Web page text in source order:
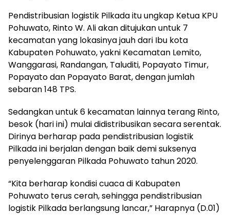
Pendistribusian logistik Pilkada itu ungkap Ketua KPU
Pohuwato, Rinto W. Ali akan ditujukan untuk 7
kecamatan yang lokasinya jauh dari Ibu kota
Kabupaten Pohuwato, yakni Kecamatan Lemito,
Wanggarasi, Randangan, Taluditi, Popayato Timur,
Popayato dan Popayato Barat, dengan jumlah
sebaran 148 TPS.
Sedangkan untuk 6 kecamatan lainnya terang Rinto,
besok (hari ini) mulai didistribusikan secara serentak.
Dirinya berharap pada pendistribusian logistik
Pilkada ini berjalan dengan baik demi suksenya
penyelenggaran Pilkada Pohuwato tahun 2020.
“Kita berharap kondisi cuaca di Kabupaten
Pohuwato terus cerah, sehingga pendistribusian
logistik Pilkada berlangsung lancar,” Harapnya (D.01)